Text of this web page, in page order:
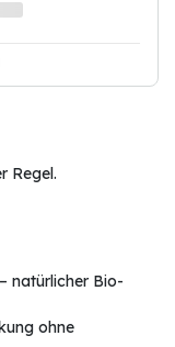
Regel.
natürlicher Bio-
ohne